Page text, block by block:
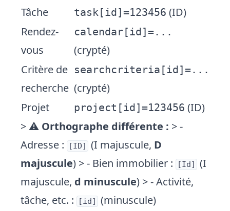
Tâche
task[id]=123456 (ID)
Rendez-
vous
calendar[id]=...
(crypté)
Critère de
recherche
searchcriteria[id]=...
(crypté)
Projet
project[id]=123456 (ID)
> ⚠️ Orthographe différente : > -
Adresse :
[ID] (I majuscule, D
majuscule) > - Bien immobilier : [Id]
(I
majuscule, d minuscule) > - Activité,
tâche, etc. :
[id]
(minuscule)